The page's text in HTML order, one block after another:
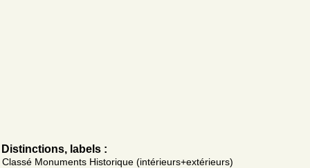
Distinctions, labels :
Classé Monuments Historique (intérieurs+extérieurs)